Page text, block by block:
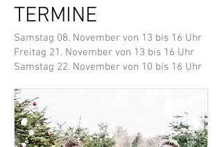
TERMINE
Samstag 08. November von 13 bis 16 Uhr
Freitag 21. November von 13 bis 16 Uhr
Samstag 22. November von 10 bis 16 Uhr